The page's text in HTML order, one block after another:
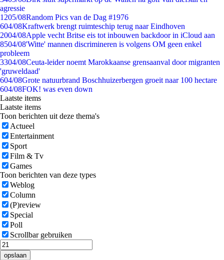
agressie
1205/08Random Pics van de Dag #1976
604/08Kraftwerk brengt ruimteschip terug naar Eindhoven
2004/08Apple vecht Britse eis tot inbouwen backdoor in iCloud aan
8504/08'Witte' mannen discrimineren is volgens OM geen enkel
probleem
3304/08Ceuta-leider noemt Marokkaanse grensaanval door migranten
'gruweldaad'
604/08Grote natuurbrand Boschhuizerbergen groeit naar 100 hectare
604/08FOK! was even down
Laatste items
Laatste items
Toon berichten uit deze thema's
Actueel
Entertainment
Sport
Film & Tv
Games
Toon berichten van deze types
Weblog
Column
(P)review
Special
Poll
Scrollbar gebruiken
opslaan